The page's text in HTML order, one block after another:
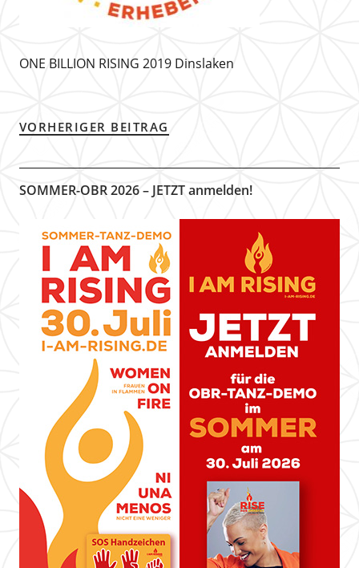
ONE BILLION RISING 2019 Dinslaken
VORHERIGER BEITRAG
SOMMER-OBR 2026 – JETZT anmelden!